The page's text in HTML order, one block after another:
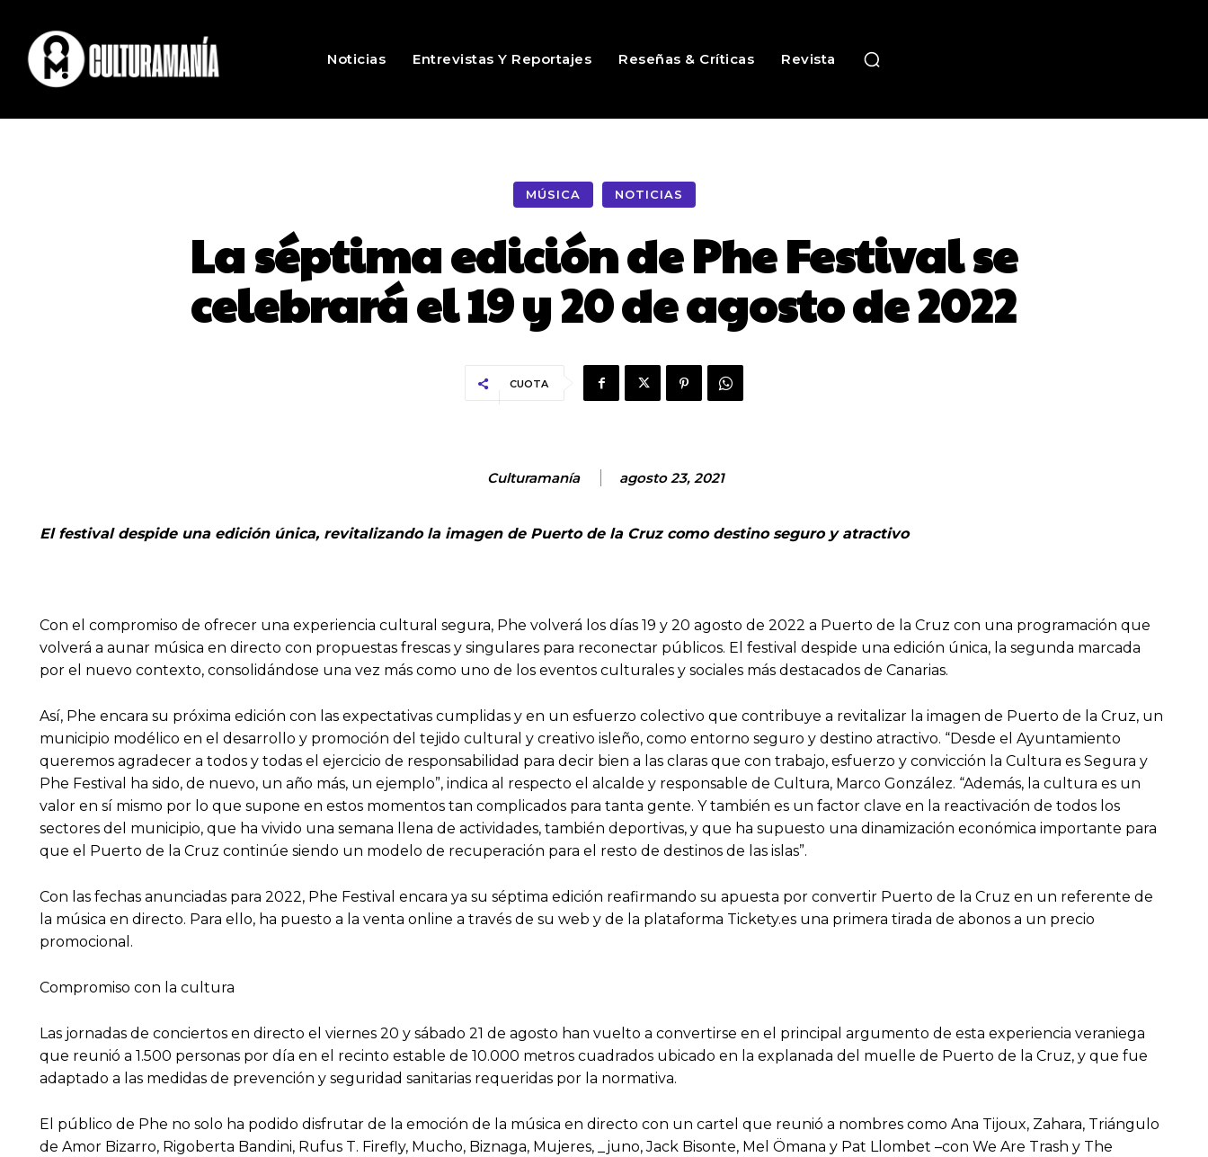
Noticias Entrevistas Y Reportajes Reseñas & Críticas Revista
MÚSICA NOTICIAS
La séptima edición de Phe Festival se
celebrará el 19 y 20 de agosto de 2022
CUOTA
Culturamanía agosto 23, 2021
El festival despide una edición única, revitalizando la imagen de Puerto de la Cruz como destino seguro y atractivo
Con el compromiso de ofrecer una experiencia cultural segura, Phe volverá los días 19 y 20 agosto de 2022 a Puerto de la Cruz con una programación que
volverá a aunar música en directo con propuestas frescas y singulares para reconectar públicos. El festival despide una edición única, la segunda marcada
por el nuevo contexto, consolidándose una vez más como uno de los eventos culturales y sociales más destacados de Canarias.
Así, Phe encara su próxima edición con las expectativas cumplidas y en un esfuerzo colectivo que contribuye a revitalizar la imagen de Puerto de la Cruz, un
municipio modélico en el desarrollo y promoción del tejido cultural y creativo isleño, como entorno seguro y destino atractivo. “Desde el Ayuntamiento
queremos agradecer a todos y todas el ejercicio de responsabilidad para decir bien a las claras que con trabajo, esfuerzo y convicción la Cultura es Segura y
Phe Festival ha sido, de nuevo, un año más, un ejemplo”, indica al respecto el alcalde y responsable de Cultura, Marco González. “Además, la cultura es un
valor en sí mismo por lo que supone en estos momentos tan complicados para tanta gente. Y también es un factor clave en la reactivación de todos los
sectores del municipio, que ha vivido una semana llena de actividades, también deportivas, y que ha supuesto una dinamización económica importante para
que el Puerto de la Cruz continúe siendo un modelo de recuperación para el resto de destinos de las islas”.
Con las fechas anunciadas para 2022, Phe Festival encara ya su séptima edición reafirmando su apuesta por convertir Puerto de la Cruz en un referente de
la música en directo. Para ello, ha puesto a la venta online a través de su web y de la plataforma Tickety.es una primera tirada de abonos a un precio
promocional.
Compromiso con la cultura
Las jornadas de conciertos en directo el viernes 20 y sábado 21 de agosto han vuelto a convertirse en el principal argumento de esta experiencia veraniega
que reunió a 1.500 personas por día en el recinto estable de 10.000 metros cuadrados ubicado en la explanada del muelle de Puerto de la Cruz, y que fue
adaptado a las medidas de prevención y seguridad sanitarias requeridas por la normativa.
El público de Phe no solo ha podido disfrutar de la emoción de la música en directo con un cartel que reunió a nombres como Ana Tijoux, Zahara, Triángulo
de Amor Bizarro, Rigoberta Bandini, Rufus T. Firefly, Mucho, Biznaga, Mujeres, _juno, Jack Bisonte, Mel Ömana y Pat Llombet –con We Are Trash y The